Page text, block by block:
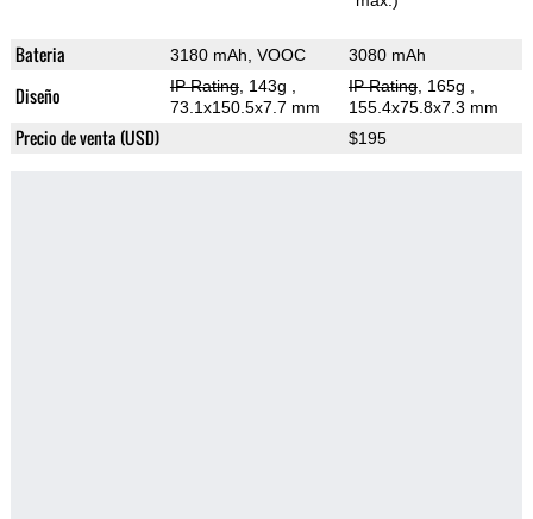
Bateria 3180 mAh, VOOC 3080 mAh
Diseño IP Rating, 143g
73.1x150.5x7.7 mm
IP Rating, 165g
155.4x75.8x7.3 mm
Precio de venta (USD) $195